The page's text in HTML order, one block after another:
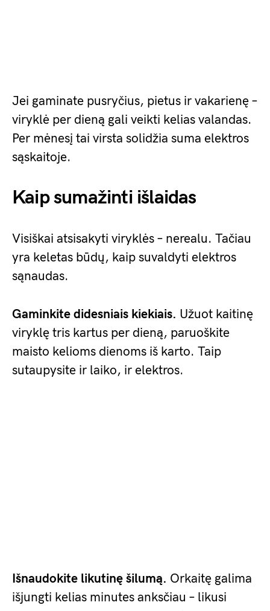
Jei gaminate pusryčius, pietus ir vakarienę –
viryklė per dieną gali veikti kelias valandas.
Per mėnesį tai virsta solidžia suma elektros
sąskaitoje.
Kaip sumažinti išlaidas
Visiškai atsisakyti viryklės – nerealu. Tačiau
yra keletas būdų, kaip suvaldyti elektros
sąnaudas.
Gaminkite didesniais kiekiais. Užuot kaitinę
viryklę tris kartus per dieną, paruoškite
maisto kelioms dienoms iš karto. Taip
sutaupysite ir laiko, ir elektros.
Išnaudokite likutinę šilumą. Orkaitę galima
išjungti kelias minutes anksčiau – likusi